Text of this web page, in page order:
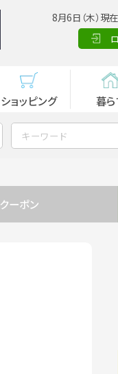
8月6日（木）
ショッピング 暮
クーポン